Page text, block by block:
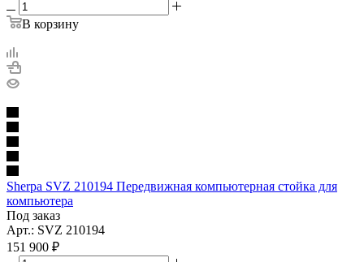
В корзину
Sherpa SVZ 210194 Передвижная компьютерная стойка для
компьютера
Под заказ
Арт.: SVZ 210194
151 900 ₽